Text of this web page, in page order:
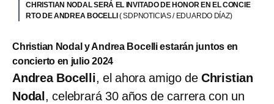
CHRISTIAN NODAL SERÁ EL INVITADO DE HONOR EN EL CONCIE
RTO DE ANDREA BOCELLI( SDPNOTICIAS / EDUARDO DÍAZ)
Christian Nodal y Andrea Bocelli estarán juntos en
concierto en julio 2024
Andrea Bocelli, el ahora amigo de Christian
Nodal , celebrará 30 años de carrera con un